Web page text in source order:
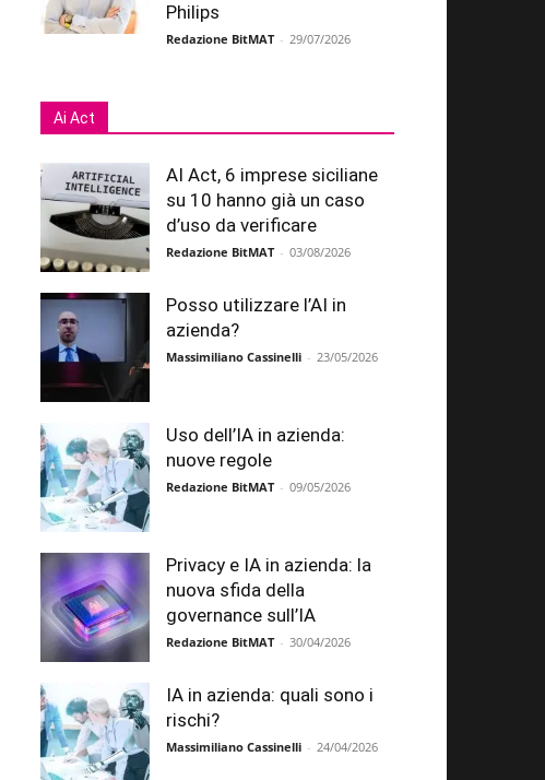
Philips
Redazione BitMAT - 29/07/2026
Ai Act
AI Act, 6 imprese siciliane
su 10 hanno già un caso
d’uso da verificare
Redazione BitMAT - 03/08/2026
Posso utilizzare l’AI in
azienda?
Massimiliano Cassinelli - 23/05/2026
Uso dell’IA in azienda:
nuove regole
Redazione BitMAT - 09/05/2026
Privacy e IA in azienda: la
nuova sfida della
governance sull’IA
Redazione BitMAT - 30/04/2026
IA in azienda: quali sono i
rischi?
Massimiliano Cassinelli - 24/04/2026